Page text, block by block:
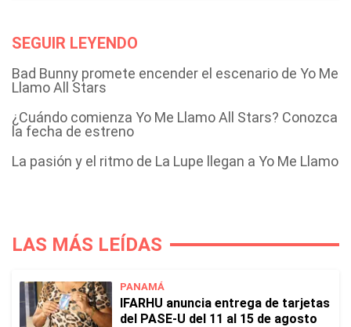
SEGUIR LEYENDO
Bad Bunny promete encender el escenario de Yo Me
Llamo All Stars
¿Cuándo comienza Yo Me Llamo All Stars? Conozca
la fecha de estreno
La pasión y el ritmo de La Lupe llegan a Yo Me Llamo
LAS MÁS LEÍDAS
PANAMÁ
IFARHU anuncia entrega de tarjetas
del PASE-U del 11 al 15 de agosto